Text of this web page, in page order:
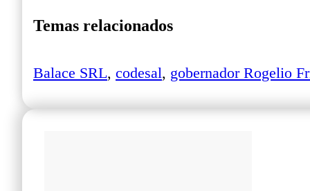
Temas relacionados
Balace SRL, codesal, gobernador Rogelio